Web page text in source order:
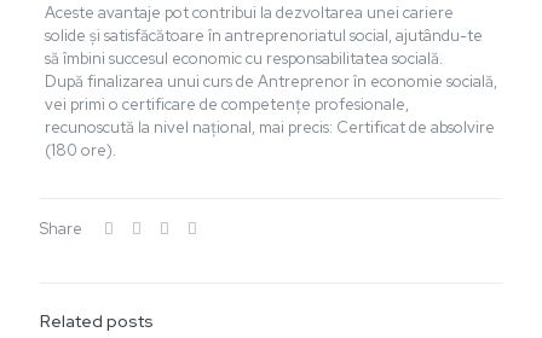
Aceste avantaje pot contribui la dezvoltarea unei cariere
solide și satisfăcătoare în antreprenoriatul social, ajutându-te
să îmbini succesul economic cu responsabilitatea socială.
După finalizarea unui curs de Antreprenor în economie socială,
vei primi o certificare de competențe profesionale,
recunoscută la nivel național, mai precis: Certificat de absolvire
(180 ore).
Share
Related posts